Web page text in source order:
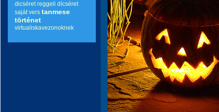
dicséret reggeli dícséret
saját vers tanmese
történet
virtualiskavezonoknek